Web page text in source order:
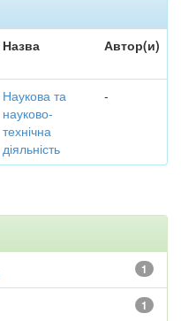
Назва Автор(и)
Наукова та
науково-
технічна
діяльність
-
1
1